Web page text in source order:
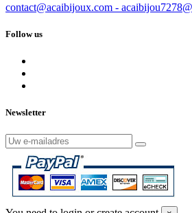
contact@acaibijoux.com -
Follow us
Newsletter